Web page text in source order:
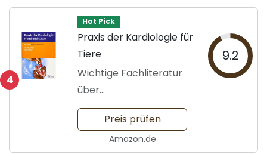
4
Hot Pick
Praxis der Kardiologie für
Tiere
Wichtige Fachliteratur
über
Tierherzkrankheiten
9.2
Preis prüfen
Amazon.de